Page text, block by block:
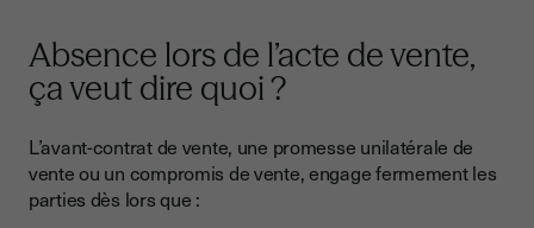
Quel est le recours juridique possible pour la partie présente
à l’acte de vente ?
Absences lors de l’acte de vente, ce qu’il faut retenir
Absence lors de l’acte de vente,
ça veut dire quoi ?
L’avant-contrat de vente, une promesse unilatérale de
vente ou un compromis de vente, engage fermement les
parties dès lors que :